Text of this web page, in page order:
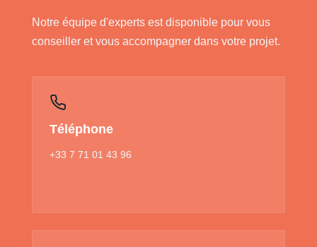
Notre équipe d'experts est disponible pour vous
conseiller et vous accompagner dans votre projet.
Téléphone
+33 7 71 01 43 96